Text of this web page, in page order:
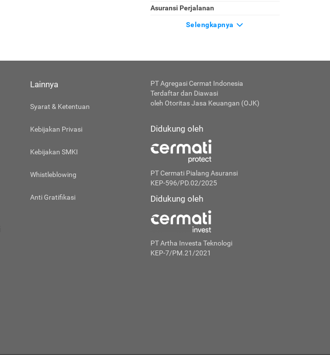
Asuransi Perjalanan
Selengkapnya
Lainnya
Syarat & Ketentuan
Kebijakan Privasi
Kebijakan SMKI
Whistleblowing
Anti Gratifikasi
PT Agregasi Cermat Indonesia
Terdaftar dan Diawasi
oleh Otoritas Jasa Keuangan (OJK)
Didukung oleh
PT Cermati Pialang Asuransi
KEP-596/PD.02/2025
Didukung oleh
PT Artha Investa Teknologi
KEP-7/PM.21/2021